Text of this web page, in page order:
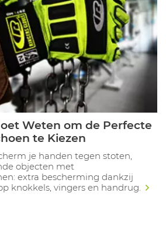
Weten om de Perfecte
te Kiezen
je handen tegen stoten,
objecten met
extra bescherming dankzij
knokkels, vingers en handrug.